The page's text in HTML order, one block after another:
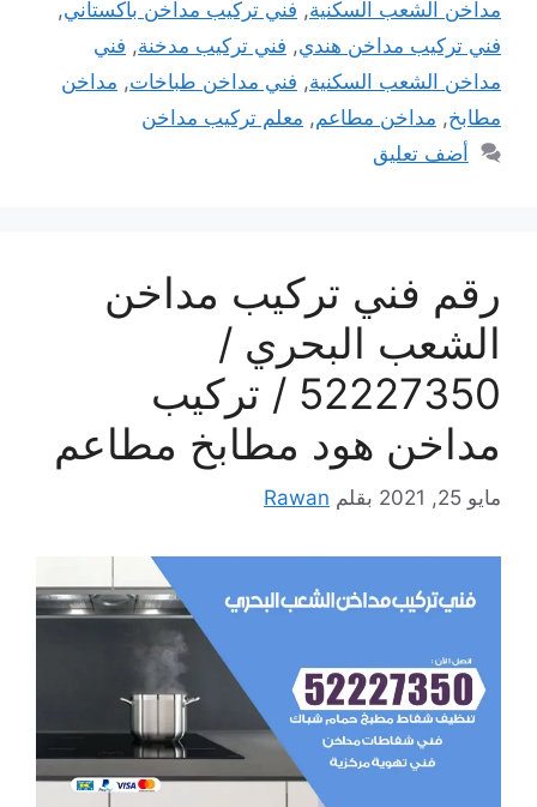
مداخن الشعب السكنية, فني تركيب مداخن باكستاني,
فني تركيب مداخن هندي, فني تركيب مدخنة, فني
مداخن الشعب السكنية, فني مداخن طباخات, مداخن
مطابخ, مداخن مطاعم, معلم تركيب مداخن
أضف تعليق
رقم فني تركيب مداخن
الشعب البحري /
52227350 / تركيب
مداخن هود مطابخ مطاعم
مايو 25, 2021 بقلم Rawan